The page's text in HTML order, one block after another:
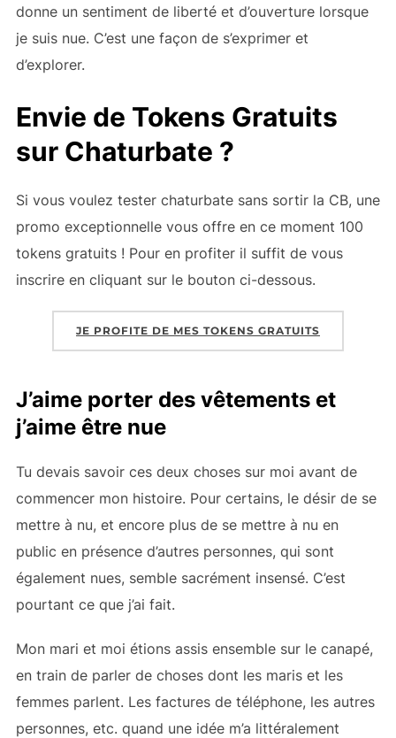
donne un sentiment de liberté et d’ouverture lorsque
je suis nue. C’est une façon de s’exprimer et
d’explorer.
Envie de Tokens Gratuits
sur Chaturbate ?
Si vous voulez tester chaturbate sans sortir la CB, une
promo exceptionnelle vous offre en ce moment 100
tokens gratuits ! Pour en profiter il suffit de vous
inscrire en cliquant sur le bouton ci-dessous.
JE PROFITE DE MES TOKENS GRATUITS
J’aime porter des vêtements et
j’aime être nue
Tu devais savoir ces deux choses sur moi avant de
commencer mon histoire. Pour certains, le désir de se
mettre à nu, et encore plus de se mettre à nu en
public en présence d’autres personnes, qui sont
également nues, semble sacrément insensé. C’est
pourtant ce que j’ai fait.
Mon mari et moi étions assis ensemble sur le canapé,
en train de parler de choses dont les maris et les
femmes parlent. Les factures de téléphone, les autres
personnes, etc. quand une idée m’a littéralement